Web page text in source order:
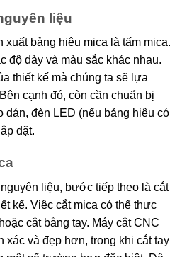
liệu
xuất bảng hiệu mica là tấm mica.
độ dày và màu sắc khác nhau.
thiết kế mà chúng ta sẽ lựa
cạnh đó, còn cần chuẩn bị
dán, đèn LED (nếu bảng hiệu có
đặt.
liệu, bước tiếp theo là cắt
kế. Việc cắt mica có thể thực
cắt bằng tay. Máy cắt CNC
xác và đẹp hơn, trong khi cắt tay